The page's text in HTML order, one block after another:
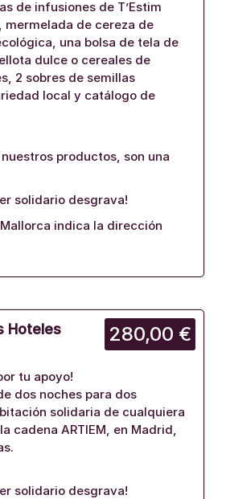
de infusiones de T’Estim
mermelada de cereza de
una bolsa de tela de
dulce o cereales de
2 sobres de semillas
local y catálogo de
productos, son una
solidario desgrava!
indica la dirección
280,00 €
Hoteles
tu apoyo!
dos noches para dos
solidaria de cualquiera
cadena ARTIEM, en Madrid,
solidario desgrava!